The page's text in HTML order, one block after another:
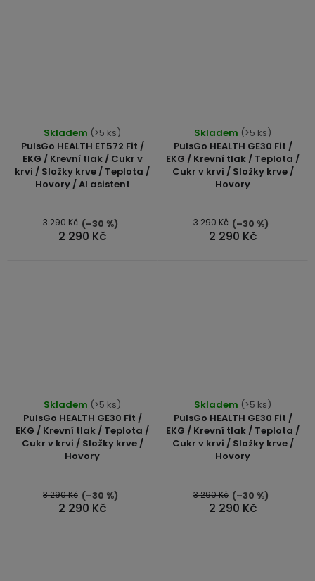
PulsGo HEALTH ET572 Fit /
EKG / Krevní tlak / Cukr v
krvi / Složky krve / Teplota /
Hovory / AI asistent
Skladem (>5 ks)
2 290 Kč
3 290 Kč (–30 %)
PulsGo HEALTH GE30 Fit /
EKG / Krevní tlak / Teplota /
Cukr v krvi / Složky krve /
Hovory
Skladem (>5 ks)
2 290 Kč
3 290 Kč (–30 %)
PulsGo HEALTH GE30 Fit /
EKG / Krevní tlak / Teplota /
Cukr v krvi / Složky krve /
Hovory
Skladem (>5 ks)
2 290 Kč
3 290 Kč (–30 %)
PulsGo HEALTH GE30 Fit /
EKG / Krevní tlak / Teplota /
Cukr v krvi / Složky krve /
Hovory
Skladem (>5 ks)
2 290 Kč
3 290 Kč (–30 %)